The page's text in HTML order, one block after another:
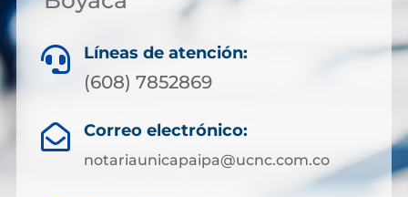
 Líneas de atención:
(608) 7852869
 Correo electrónico:
notariaunicapaipa@ucnc.com.co